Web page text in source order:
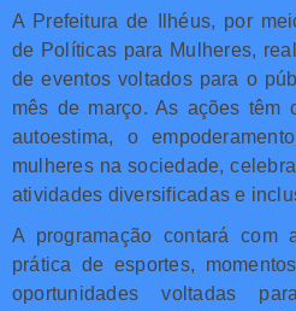
A Prefeitura de Ilhéus, por
de Políticas para Mulheres,
de eventos voltados para o
mês de março. As ações têm
autoestima, o
mulheres na sociedade,
atividades diversificadas e
A programação contará com
prática de esportes,
oportunidades voltadas